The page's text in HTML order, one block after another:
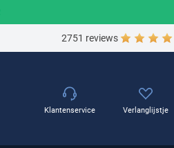
2751 reviews
Klantenservice Verlanglijstje